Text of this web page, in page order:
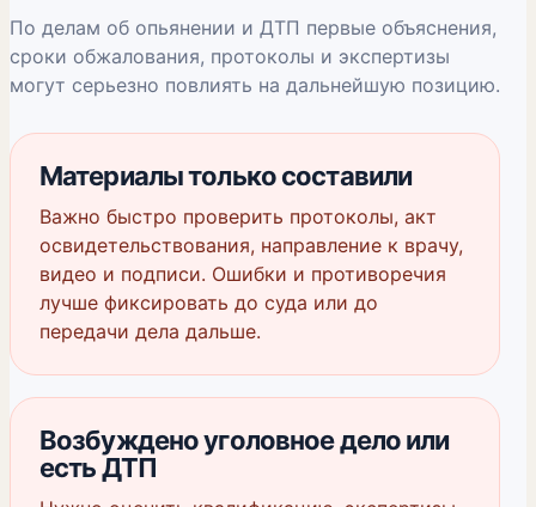
По делам об опьянении и ДТП первые объяснения,
сроки обжалования, протоколы и экспертизы
могут серьезно повлиять на дальнейшую позицию.
Материалы только составили
Важно быстро проверить протоколы, акт
освидетельствования, направление к врачу,
видео и подписи. Ошибки и противоречия
лучше фиксировать до суда или до
передачи дела дальше.
Возбуждено уголовное дело или
есть ДТП